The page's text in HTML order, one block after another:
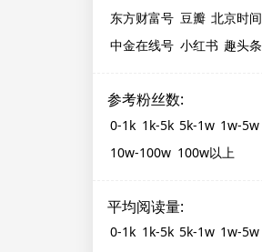
东方财富号 豆瓣 北京时间
中金在线号 小红书 趣头条
参考粉丝数:
0-1k 1k-5k 5k-1w 1w-5w
10w-100w 100w以上
平均阅读量:
0-1k 1k-5k 5k-1w 1w-5w